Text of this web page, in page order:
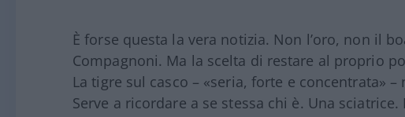
È forse questa la vera notizia. Non l’oro, non il
Compagnoni. Ma la scelta di restare al proprio
La tigre sul casco – «seria, forte e concentrata»
Serve a ricordare a se stessa chi è. Una